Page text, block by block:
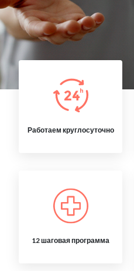
Работаем круглосуточно
12 шаговая программа